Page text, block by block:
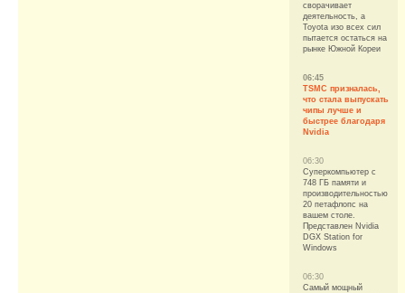
сворачивает
деятельность, а
Toyota изо всех сил
пытается остаться на
рынке Южной Кореи
06:45
TSMC призналась,
что стала выпускать
чипы лучше и
быстрее благодаря
Nvidia
06:30
Суперкомпьютер с
748 ГБ памяти и
производительностью
20 петафлопс на
вашем столе.
Представлен Nvidia
DGX Station for
Windows
06:30
Самый мощный